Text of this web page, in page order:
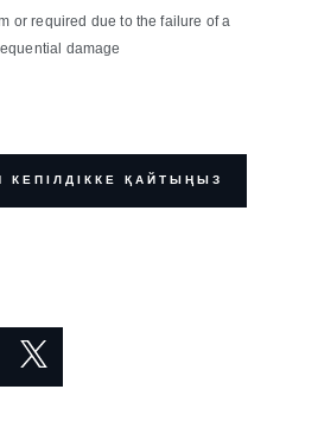
or required due to the failure of a
damage
КЕПІЛДІККЕ ҚАЙТЫҢЫЗ